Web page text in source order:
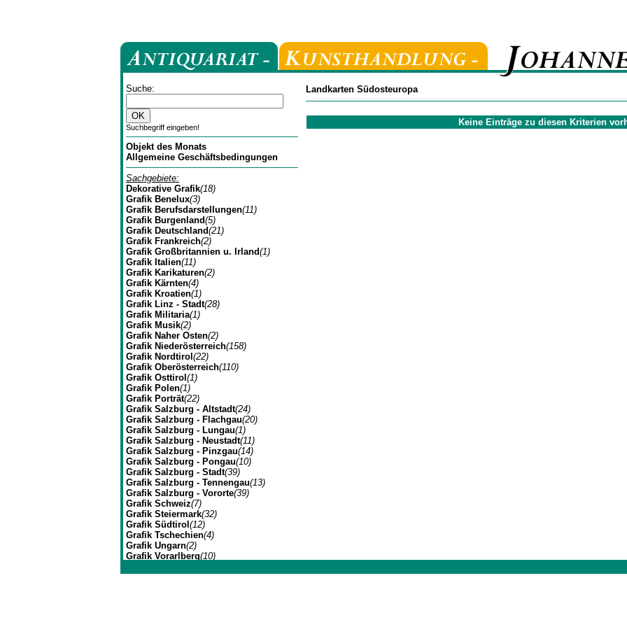
Suche:
Suchbegriff eingeben!
Objekt des Monats
Allgemeine Geschäftsbedingungen
Sachgebiete:
Dekorative Grafik(18)
Grafik Benelux(3)
Grafik Berufsdarstellungen(11)
Grafik Burgenland(5)
Grafik Deutschland(21)
Grafik Frankreich(2)
Grafik Großbritannien u. Irland(1)
Grafik Italien(11)
Grafik Karikaturen(2)
Grafik Kärnten(4)
Grafik Kroatien(1)
Grafik Linz - Stadt(28)
Grafik Militaria(1)
Grafik Musik(2)
Grafik Naher Osten(2)
Grafik Niederösterreich(158)
Grafik Nordtirol (22)
Grafik Oberösterreich(110)
Grafik Osttirol (1)
Grafik Polen(1)
Grafik Porträt(22)
Grafik Salzburg - Altstadt(24)
Grafik Salzburg - Flachgau(20)
Grafik Salzburg - Lungau(1)
Grafik Salzburg - Neustadt(11)
Grafik Salzburg - Pinzgau(14)
Grafik Salzburg - Pongau(10)
Grafik Salzburg - Stadt(39)
Grafik Salzburg - Tennengau(13)
Grafik Salzburg - Vororte(39)
Grafik Schweiz(7)
Grafik Steiermark(32)
Grafik Südtirol (12)
Grafik Tschechien(4)
Grafik Ungarn(2)
Grafik Vorarlberg(10)
Grafik Wien I(3)
Landkarten Südosteuropa
Keine Einträge zu diesen Kriterien